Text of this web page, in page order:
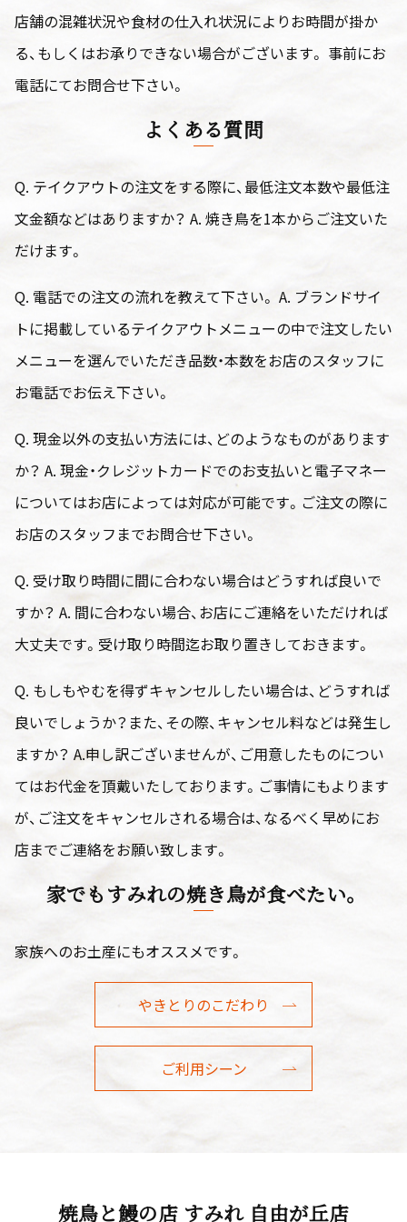
店舗の混雑状況や食材の仕入れ状況によりお時間が掛か
る、もしくはお承りできない場合がございます。 事前にお
電話にてお問合せ下さい。
よくある質問
Q. テイクアウトの注文をする際に、最低注文本数や最低注
文金額などはありますか？ A. 焼き鳥を1本からご注文いた
だけます。
Q. 電話での注文の流れを教えて下さい。 A. ブランドサイ
トに掲載しているテイクアウトメニューの中で注文したい
メニューを選んでいただき品数・本数をお店のスタッフに
お電話でお伝え下さい。
Q. 現金以外の支払い方法には、どのようなものがあります
か？ A. 現金・クレジットカードでのお支払いと電子マネー
についてはお店によっては対応が可能です。ご注文の際に
お店のスタッフまでお問合せ下さい。
Q. 受け取り時間に間に合わない場合はどうすれば良いで
すか？ A. 間に合わない場合、お店にご連絡をいただければ
大丈夫です。受け取り時間迄お取り置きしておきます。
Q. もしもやむを得ずキャンセルしたい場合は、どうすれば
良いでしょうか？また、その際、キャンセル料などは発生し
ますか？ A.申し訳ございませんが、ご用意したものについ
てはお代金を頂戴いたしております。ご事情にもよります
が、ご注文をキャンセルされる場合は、なるべく早めにお
店までご連絡をお願い致します。
家でもすみれの焼き鳥が食べたい。
家族へのお土産にもオススメです。
やきとりのこだわり
ご利用シーン
焼鳥と鰻の店 すみれ 自由が丘店